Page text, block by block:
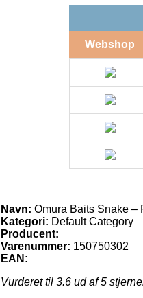
Webshop
Navn: Omura Baits Snake –
Kategori: Default Category
Producent:
Varenummer: 150750302
EAN:
Vurderet til 3.6 ud af 5